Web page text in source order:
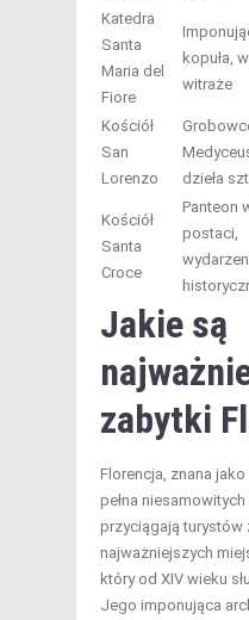
Katedra
Santa
Maria del
Fiore
kopuła,
witraże
Kościół
San
Lorenzo
dzieła
Kościół
Santa
Croce
Panteon
postaci,
Jakie są
zabytki
Florencja, znana
pełna
przyciągają turystów
najważniejszych
który od XIV wieku
Jego imponująca